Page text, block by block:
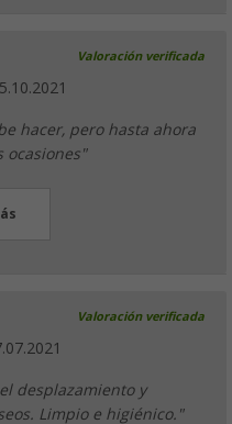
Valoración verificada
hacer, pero hasta ahora
ocasiones"
Valoración verificada
desplazamiento y
Limpio e higiénico."